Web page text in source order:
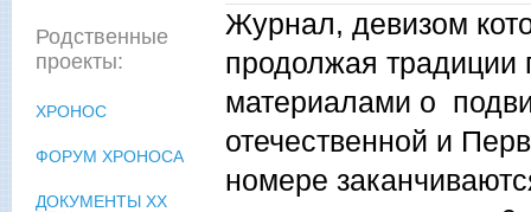
Журнал, девизом
продолжая традиции
материалами о
отечественной и
номере
Родственные
проекты:
ХРОНОС
ФОРУМ ХРОНОСА
ДОКУМЕНТЫ XX